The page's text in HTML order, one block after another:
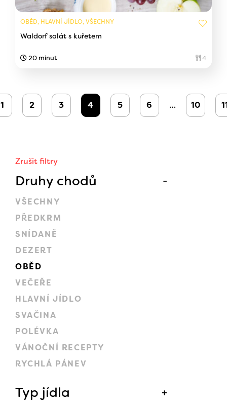
Zrušit filtry
Druhy chodů
VŠECHNY
PŘEDKRM
SNÍDANĚ
DEZERT
OBĚD
VEČEŘE
HLAVNÍ JÍDLO
SVAČINA
POLÉVKA
VÁNOČNÍ RECEPTY
RYCHLÁ PÁNEV
Typ jídla
OBĚD, HLAVNÍ JÍDLO, VŠECHNY
Waldorf salát s kuřetem
20 minut 4
1 2 3 4 5 6 … 10